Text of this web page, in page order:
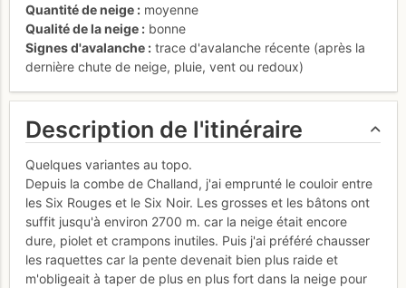
Quantité de neige
moyenne
Qualité de la neige
bonne
Signes d'avalanche
trace d'avalanche récente (après la
dernière chute de neige, pluie, vent ou redoux)
Description de l'itinéraire
Quelques variantes au topo.
Depuis la combe de Challand, j'ai emprunté le couloir entre
les Six Rouges et le Six Noir. Les grosses et les bâtons ont
suffit jusqu'à environ 2700 m. car la neige était encore
dure, piolet et crampons inutiles. Puis j'ai préféré chausser
les raquettes car la pente devenait bien plus raide et
m'obligeait à taper de plus en plus fort dans la neige pour